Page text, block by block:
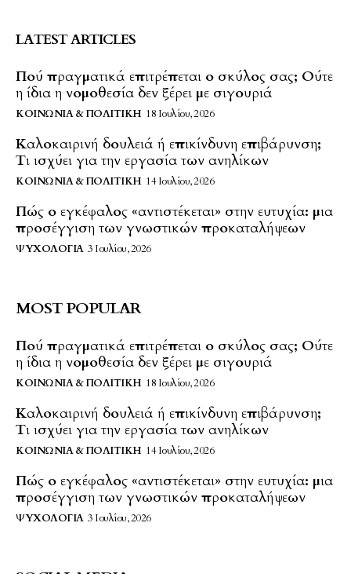
LATEST ARTICLES
Πού πραγματικά επιτρέπεται ο σκύλος σας; Ούτε
η ίδια η νομοθεσία δεν ξέρει με σιγουριά
ΚΟΙΝΩΝΊΑ & ΠΟΛΙΤΙΚΉ 18 Ιουλίου, 2026
Καλοκαιρινή δουλειά ή επικίνδυνη επιβάρυνση;
Τι ισχύει για την εργασία των ανηλίκων
ΚΟΙΝΩΝΊΑ & ΠΟΛΙΤΙΚΉ 14 Ιουλίου, 2026
Πώς ο εγκέφαλος «αντιστέκεται» στην ευτυχία: μια
προσέγγιση των γνωστικών προκαταλήψεων
ΨΥΧΟΛΟΓΊΑ 3 Ιουλίου, 2026
MOST POPULAR
Πού πραγματικά επιτρέπεται ο σκύλος σας; Ούτε
η ίδια η νομοθεσία δεν ξέρει με σιγουριά
ΚΟΙΝΩΝΊΑ & ΠΟΛΙΤΙΚΉ 18 Ιουλίου, 2026
Καλοκαιρινή δουλειά ή επικίνδυνη επιβάρυνση;
Τι ισχύει για την εργασία των ανηλίκων
ΚΟΙΝΩΝΊΑ & ΠΟΛΙΤΙΚΉ 14 Ιουλίου, 2026
Πώς ο εγκέφαλος «αντιστέκεται» στην ευτυχία: μια
προσέγγιση των γνωστικών προκαταλήψεων
ΨΥΧΟΛΟΓΊΑ 3 Ιουλίου, 2026